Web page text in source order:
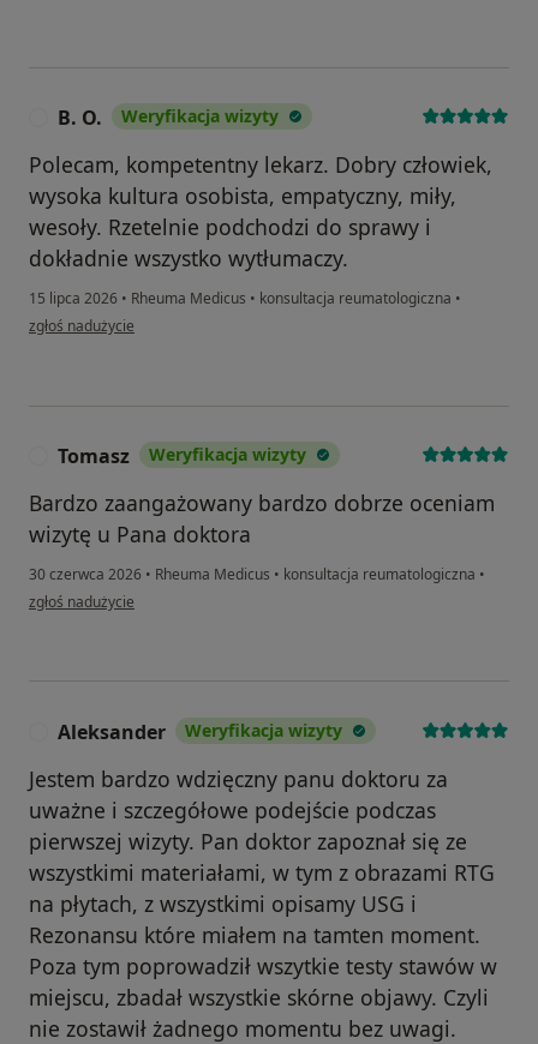
B. O. Weryfikacja wizyty
Polecam, kompetentny lekarz. Dobry człowiek,
wysoka kultura osobista, empatyczny, miły,
wesoły. Rzetelnie podchodzi do sprawy i
dokładnie wszystko wytłumaczy.
15 lipca 2026 • Rheuma Medicus • konsultacja reumatologiczna •
w opinii użytkownika B. O.
zgłoś nadużycie
Tomasz Weryfikacja wizyty
Bardzo zaangażowany bardzo dobrze oceniam
wizytę u Pana doktora
30 czerwca 2026 • Rheuma Medicus • konsultacja reumatologiczna •
w opinii użytkownika Tomasz
zgłoś nadużycie
Aleksander Weryfikacja wizyty
Jestem bardzo wdzięczny panu doktoru za
uważne i szczegółowe podejście podczas
pierwszej wizyty. Pan doktor zapoznał się ze
wszystkimi materiałami, w tym z obrazami RTG
na płytach, z wszystkimi opisamy USG i
Rezonansu które miałem na tamten moment.
Poza tym poprowadził wszytkie testy stawów w
miejscu, zbadał wszystkie skórne objawy. Czyli
nie zostawił żadnego momentu bez uwagi.